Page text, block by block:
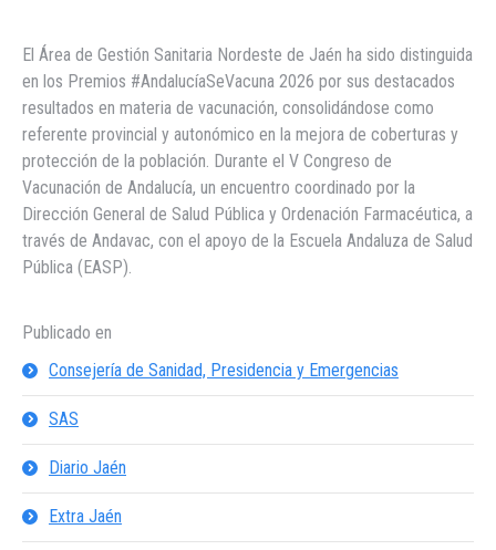
El Área de Gestión Sanitaria Nordeste de Jaén ha sido distinguida
en los Premios #AndalucíaSeVacuna 2026 por sus destacados
resultados en materia de vacunación, consolidándose como
referente provincial y autonómico en la mejora de coberturas y
protección de la población. Durante el V Congreso de
Vacunación de Andalucía, un encuentro coordinado por la
Dirección General de Salud Pública y Ordenación Farmacéutica, a
través de Andavac, con el apoyo de la Escuela Andaluza de Salud
Pública (EASP).
Publicado en
Consejería de Sanidad, Presidencia y Emergencias
SAS
Diario Jaén
Extra Jaén